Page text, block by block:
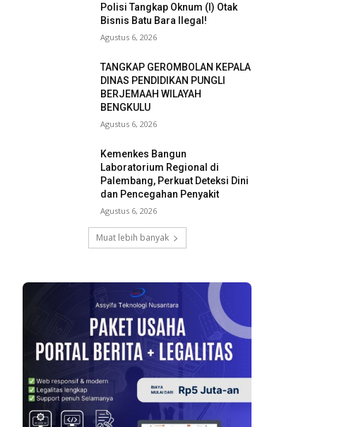
Polisi Tangkap Oknum (I) Otak
Bisnis Batu Bara Ilegal!
Agustus 6, 2026
TANGKAP GEROMBOLAN KEPALA
DINAS PENDIDIKAN PUNGLI
BERJEMAAH WILAYAH
BENGKULU
Agustus 6, 2026
Kemenkes Bangun
Laboratorium Regional di
Palembang, Perkuat Deteksi Dini
dan Pencegahan Penyakit
Agustus 6, 2026
Muat lebih banyak